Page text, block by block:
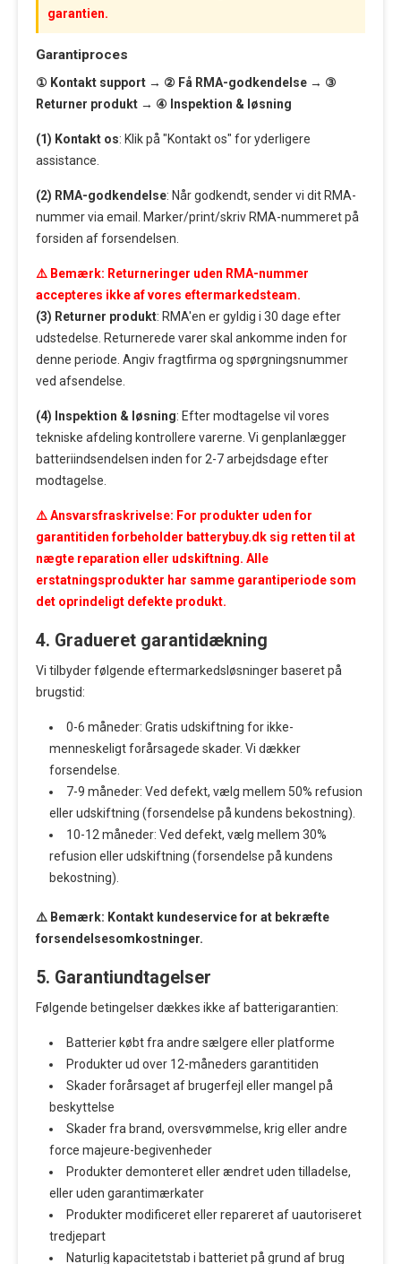
garantien.
Garantiproces
① Kontakt support → ② Få RMA-godkendelse → ③
Returner produkt → ④ Inspektion & løsning
(1) Kontakt os: Klik på "Kontakt os" for yderligere
assistance.
(2) RMA-godkendelse: Når godkendt, sender vi dit RMA-
nummer via email. Marker/print/skriv RMA-nummeret på
forsiden af forsendelsen.
⚠️ Bemærk: Returneringer uden RMA-nummer
accepteres ikke af vores eftermarkedsteam.
(3) Returner produkt: RMA'en er gyldig i 30 dage efter
udstedelse. Returnerede varer skal ankomme inden for
denne periode. Angiv fragtfirma og spørgningsnummer
ved afsendelse.
(4) Inspektion & løsning: Efter modtagelse vil vores
tekniske afdeling kontrollere varerne. Vi genplanlægger
batteriindsendelsen inden for 2-7 arbejdsdage efter
modtagelse.
⚠️ Ansvarsfraskrivelse: For produkter uden for
garantitiden forbeholder batterybuy.dk sig retten til at
nægte reparation eller udskiftning. Alle
erstatningsprodukter har samme garantiperiode som
det oprindeligt defekte produkt.
4. Gradueret garantidækning
Vi tilbyder følgende eftermarkedsløsninger baseret på
brugstid:
0-6 måneder: Gratis udskiftning for ikke-
menneskeligt forårsagede skader. Vi dækker
forsendelse.
7-9 måneder: Ved defekt, vælg mellem 50% refusion
eller udskiftning (forsendelse på kundens bekostning).
10-12 måneder: Ved defekt, vælg mellem 30%
refusion eller udskiftning (forsendelse på kundens
bekostning).
⚠️ Bemærk: Kontakt kundeservice for at bekræfte
forsendelsesomkostninger.
5. Garantiundtagelser
Følgende betingelser dækkes ikke af batterigarantien:
Batterier købt fra andre sælgere eller platforme
Produkter ud over 12-måneders garantitiden
Skader forårsaget af brugerfejl eller mangel på
beskyttelse
Skader fra brand, oversvømmelse, krig eller andre
force majeure-begivenheder
Produkter demonteret eller ændret uden tilladelse,
eller uden garantimærkater
Produkter modificeret eller repareret af uautoriseret
tredjepart
Naturlig kapacitetstab i batteriet på grund af brug